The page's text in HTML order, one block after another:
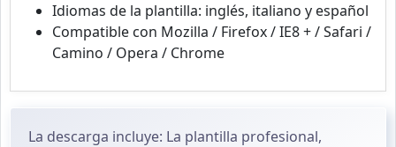
Idiomas de la plantilla: inglés, italiano y español
Compatible con Mozilla / Firefox / IE8 + / Safari /
Camino / Opera / Chrome
La descarga incluye: La plantilla profesional,